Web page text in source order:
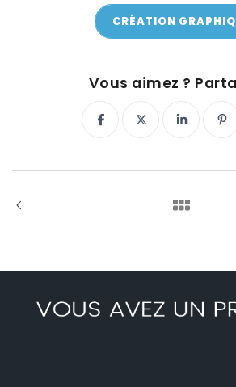
ON Y VA !
CRÉATION
Vous aimez ?